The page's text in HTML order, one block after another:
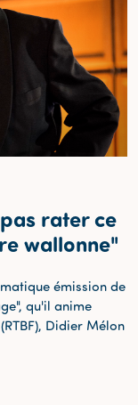
rater ce
wallonne"
émission de
qu'il anime
Didier Mélon